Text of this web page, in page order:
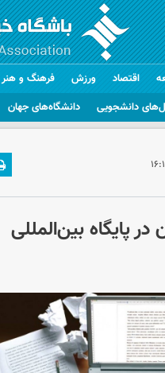
دانشجویی دانشگاه‌های جهان
اقتصاد ورزش فرهنگ و هنر
در پایگاه‌ بین‌المللی